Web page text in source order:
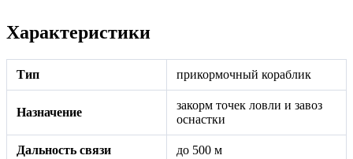
Характеристики
Тип прикормочный кораблик
Назначение
закорм точек ловли и завоз
оснастки
Дальность связи до 500 м